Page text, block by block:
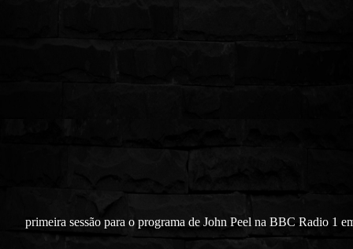
primeira sessão para o programa de John Peel na BBC Radio 1